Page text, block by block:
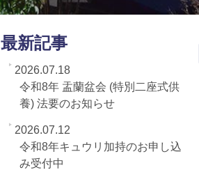
最新記事
2026.07.18
令和8年 盂蘭盆会 (特別二座式供
養) 法要のお知らせ
2026.07.12
令和8年キュウリ加持のお申し込
み受付中